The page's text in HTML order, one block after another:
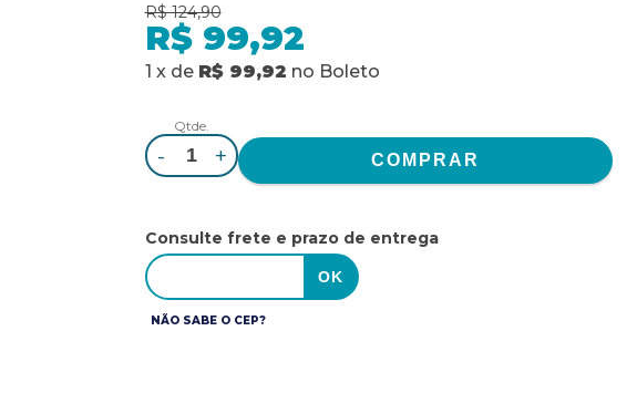
R$ 124,90
R$ 99,92
1 x de R$ 99,92 no Boleto
Qtde.
- +
Consulte frete e prazo de entrega
NÃO SABE O CEP?